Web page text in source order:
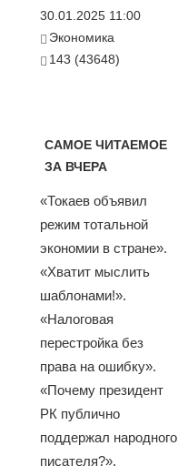
30.01.2025 11:00
Экономика
143 (43648)
САМОЕ ЧИТАЕМОЕ
ЗА ВЧЕРА
«Токаев объявил
режим тотальной
экономии в стране».
«Хватит мыслить
шаблонами!».
«Налоговая
перестройка без
права на ошибку».
«Почему президент
РК публично
поддержал народного
писателя?».